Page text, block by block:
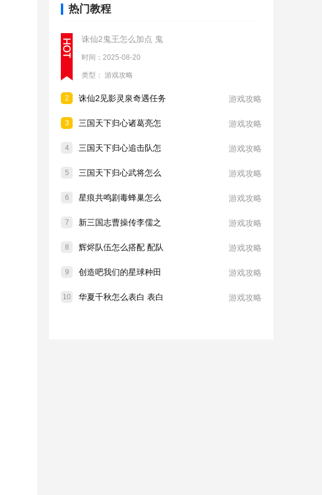
热门教程
诛仙2鬼王怎么加点 鬼
时间：2025-08-20
类型： 游戏攻略
2 诛仙2见影灵泉奇遇任务 游戏攻略
3 三国天下归心诸葛亮怎 游戏攻略
4 三国天下归心追击队怎 游戏攻略
5 三国天下归心武将怎么 游戏攻略
6 星痕共鸣剧毒蜂巢怎么 游戏攻略
7 新三国志曹操传李儒之 游戏攻略
8 辉烬队伍怎么搭配 配队 游戏攻略
9 创造吧我们的星球种田 游戏攻略
10 华夏千秋怎么表白 表白 游戏攻略